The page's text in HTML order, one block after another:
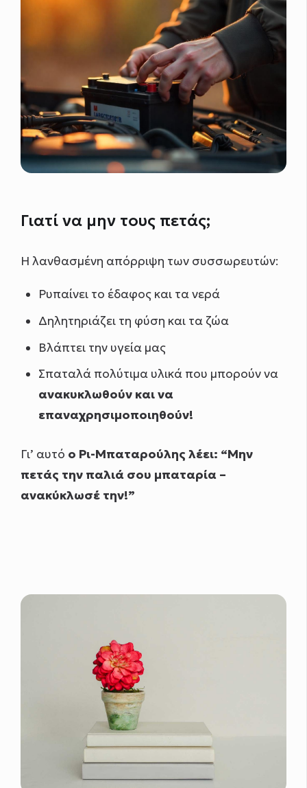
Γιατί να μην τους πετάς;
Η λανθασμένη απόρριψη των συσσωρευτών:
Ρυπαίνει το έδαφος και τα νερά
Δηλητηριάζει τη φύση και τα ζώα
Βλάπτει την υγεία μας
Σπαταλά πολύτιμα υλικά που μπορούν να
ανακυκλωθούν και να
επαναχρησιμοποιηθούν!
Γι’ αυτό ο Ρι-Μπαταρούλης λέει: “Μην
πετάς την παλιά σου μπαταρία –
ανακύκλωσέ την!”